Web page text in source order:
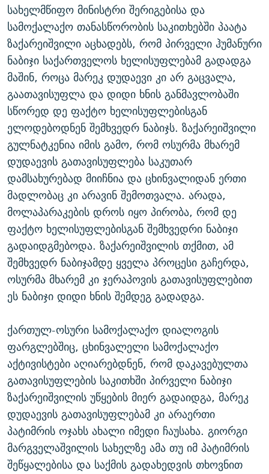
სახელმწიფო მინისტრი შერიგებისა და
სამოქალაქო თანასწორობის საკითხებში პაატა
ზაქარეიშვილი აცხადებს, რომ პირველი ჰუმანური
ნაბიჯი საქართველოს ხელისუფლებამ გადადგა
მაშინ, როცა მარეკ დუდაევი კი არ გაცვალა,
გაათავისუფლა და დიდი ხნის განმავლობაში
სწორედ დე ფაქტო ხელისუფლებისგან
ელოდებოდნენ შემხვედრ ნაბიჯს. ზაქარეიშვილი
გულნატკენია იმის გამო, რომ ოსურმა მხარემ
დუდაევის გათავისუფლება საკუთარ
დამსახურებად მიიჩნია და ცხინვალიდან ერთი
მადლობაც კი არავინ შემოთვალა. არადა,
მოლაპარაკების დროს იყო პირობა, რომ დე
ფაქტო ხელისუფლებისგან შემხვედრი ნაბიჯი
გადაიდგმებოდა. ზაქარეიშვილის თქმით, ამ
შემხვედრ ნაბიჯამდე ყველა პროცესი გაჩერდა,
ოსურმა მხარემ კი ჯერაპოვის გათავისუფლებით
ეს ნაბიჯი დიდი ხნის შემდეგ გადადგა.
ქართულ-ოსური სამოქალაქო დიალოგის
ფარგლებშიც, ცხინვალელი სამოქალაქო
აქტივისტები აღიარებდნენ, რომ დაკავებულთა
გათავისუფლების საკითხში პირველი ნაბიჯი
ზაქარეიშვილის უწყების მიერ გადაიდგა, მარეკ
დუდაევის გათავისუფლებამ კი არაერთი
პატიმრის ოჯახს ახალი იმედი ჩაუსახა. გიორგი
მარგველაშვილის სახელზე ამა თუ იმ პატიმრის
შეწყალებისა და საქმის გადახედვის თხოვნით